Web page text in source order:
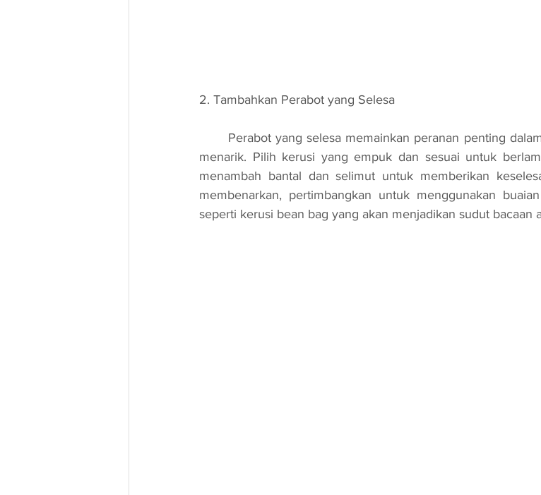
2. Tambahkan Perabot yang Selesa
menarik. Pilih kerusi yang empuk dan sesuai untuk
menambah bantal dan selimut untuk memberikan
membenarkan, pertimbangkan untuk menggunakan
seperti kerusi bean bag yang akan menjadikan sudut bacaan